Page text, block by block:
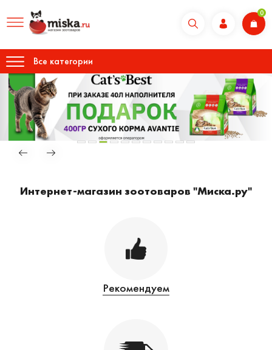
0
Все категории
Интернет-магазин зоотоваров "Миска.ру"
Рекомендуем